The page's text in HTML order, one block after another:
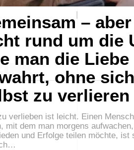
– aber
rund um die
man die Liebe
ohne sich
zu verlieren
verlieben ist leicht. Einen
mit dem man morgens
und Erfolge teilen möchte, ist